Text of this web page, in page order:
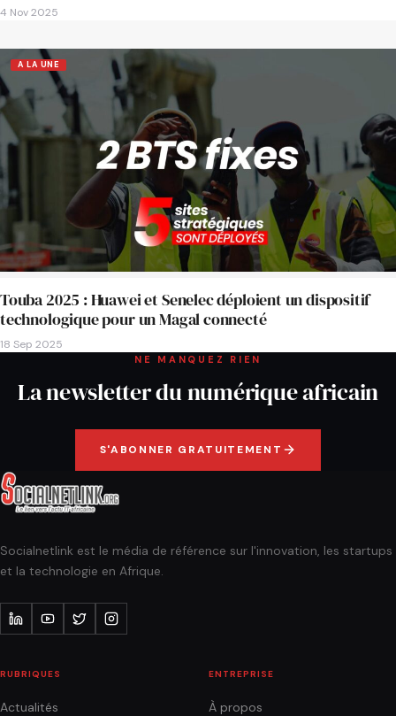
4 Nov 2025
A LA UNE
Touba 2025 : Huawei et Senelec déploient un dispositif
technologique pour un Magal connecté
18 Sep 2025
NE MANQUEZ RIEN
La newsletter du numérique africain
S'ABONNER GRATUITEMENT
Socialnetlink est le média de référence sur l'innovation, les startups
et la technologie en Afrique.
RUBRIQUES
Actualités
ENTREPRISE
À propos